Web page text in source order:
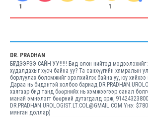
1 1
DR. PRADHAN
БҮГДЭЭРЭЭ САЙН УУ!!!!! Бид олон нийтэд мэдээлэхийг
худалдахыг хүсч байна уу? Та санхүүгийн хямралын
борлуулах боломжийг эрэлхийлж байна уу, юу хийхээ
Дараа нь бидэнтэй холбоо бариад
хаягаар бид танд бөөрнийх нь хэмжээгээр санал
манай эмнэлэгт бөөрний дутагдалд орж,
DR.PRADHAN.UROLOGIST.LT.COL@GMAIL.COM Yнэ:
мянган доллар)